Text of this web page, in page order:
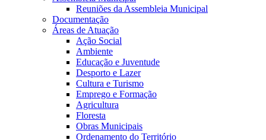
Reuniões da Assembleia Municipal
Documentação
Áreas de Atuação
Ação Social
Ambiente
Educação e Juventude
Desporto e Lazer
Cultura e Turismo
Emprego e Formação
Agricultura
Floresta
Obras Municipais
Ordenamento do Território